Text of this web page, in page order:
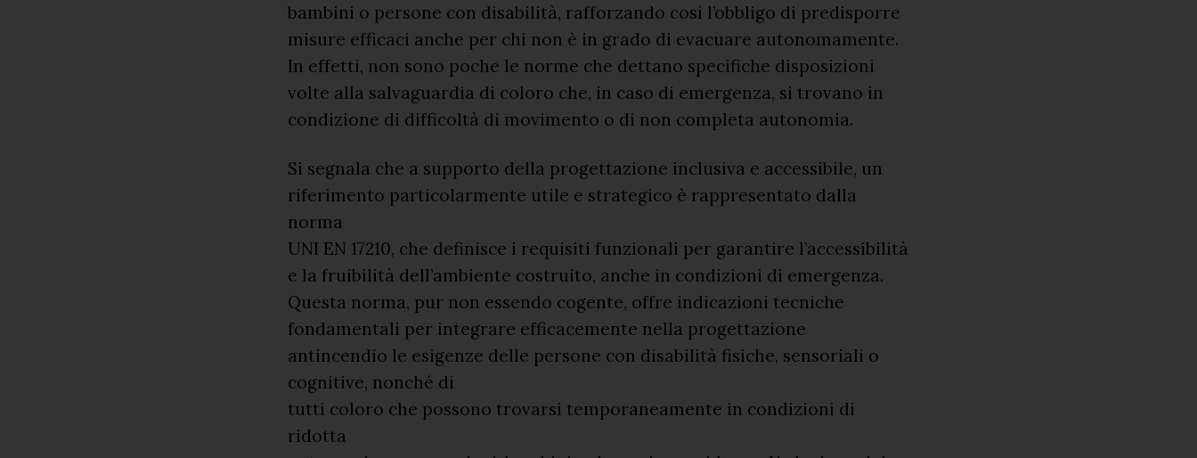
bambini o persone con disabilità, rafforzando così l’obbligo di predisporre
misure efficaci anche per chi non è in grado di evacuare autonomamente.
In effetti, non sono poche le norme che dettano specifiche disposizioni
volte alla salvaguardia di coloro che, in caso di emergenza, si trovano in
condizione di difficoltà di movimento o di non completa autonomia.
Si segnala che a supporto della progettazione inclusiva e accessibile, un
riferimento particolarmente utile e strategico è rappresentato dalla
norma
UNI EN 17210, che definisce i requisiti funzionali per garantire l’accessibilità
e la fruibilità dell’ambiente costruito, anche in condizioni di emergenza.
Questa norma, pur non essendo cogente, offre indicazioni tecniche
fondamentali per integrare efficacemente nella progettazione
antincendio le esigenze delle persone con disabilità fisiche, sensoriali o
cognitive, nonché di
tutti coloro che possono trovarsi temporaneamente in condizioni di
ridotta